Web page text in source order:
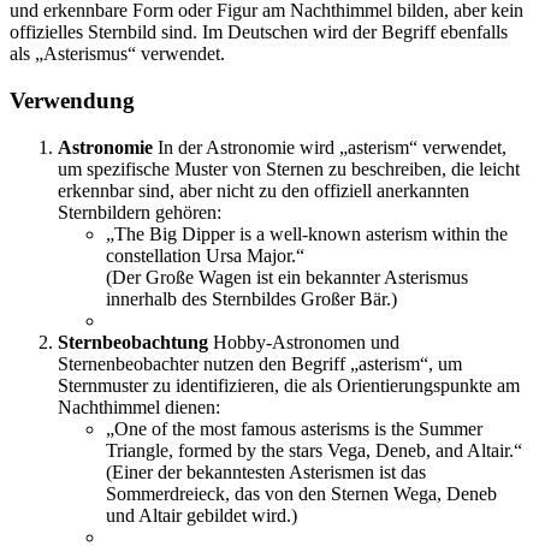
und erkennbare Form oder Figur am Nachthimmel bilden, aber kein
offizielles Sternbild sind. Im Deutschen wird der Begriff ebenfalls
als „Asterismus“ verwendet.
Verwendung
Astronomie In der Astronomie wird „asterism“ verwendet,
um spezifische Muster von Sternen zu beschreiben, die leicht
erkennbar sind, aber nicht zu den offiziell anerkannten
Sternbildern gehören:
„The Big Dipper is a well-known asterism within the
constellation Ursa Major.“
(Der Große Wagen ist ein bekannter Asterismus
innerhalb des Sternbildes Großer Bär.)
Sternbeobachtung Hobby-Astronomen und
Sternenbeobachter nutzen den Begriff „asterism“, um
Sternmuster zu identifizieren, die als Orientierungspunkte am
Nachthimmel dienen:
„One of the most famous asterisms is the Summer
Triangle, formed by the stars Vega, Deneb, and Altair.“
(Einer der bekanntesten Asterismen ist das
Sommerdreieck, das von den Sternen Wega, Deneb
und Altair gebildet wird.)